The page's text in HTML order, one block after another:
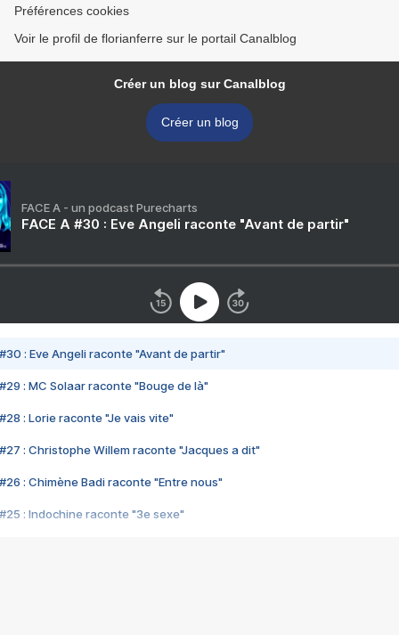
Préférences cookies
Voir le profil de florianferre sur le portail Canalblog
Créer un blog sur Canalblog
Créer un blog
FACE A - un podcast Purecharts
FACE A #30 : Eve Angeli raconte "Avant de partir"
#30 : Eve Angeli raconte "Avant de partir"
#29 : MC Solaar raconte "Bouge de là"
#28 : Lorie raconte "Je vais vite"
#27 : Christophe Willem raconte "Jacques a dit"
#26 : Chimène Badi raconte "Entre nous"
#25 : Indochine raconte "3e sexe"